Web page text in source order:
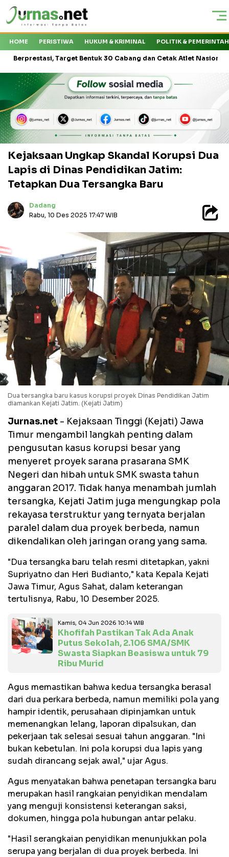
HOME PERISTIWA HUKUM & KRIMINAL POLITIK &
Target Bentuk 30 Cabang dan Cetak Atlet Nasional
Kejaksaan Ungkap Skandal Korupsi Dua
Lapis di Dinas Pendidikan Jatim:
Tetapkan Dua Tersangka Baru
Dadang
Rabu, 10 Des 2025 17:47 WIB
Dua tersangka baru kasus korupsi proyek Dinas Pendidikan Jatim
diamankan Kejati Jatim. (Kejati Jatim)
Jurnas.net - Kejaksaan Tinggi (Kejati) Jawa
Timur mengambil langkah penting dalam
pengusutan kasus korupsi besar yang
menyeret proyek sarana prasarana SMK
Negeri dan hibah untuk SMK swasta tahun
anggaran 2017. Tidak hanya menambah jumlah
tersangka, Kejati Jatim juga mengungkap pola
rekayasa terstruktur yang ternyata berjalan
paralel dalam dua proyek berbeda, namun
dikendalikan oleh jaringan orang yang sama.
"Dua tersangka baru telah resmi ditetapkan, yakni
Supriyatno dan Heri Budianto," kata Kepala Kejati
Jawa Timur, Agus Sahat, dalam keterangan
tertulisnya, Rabu, 10 Desember 2025.
Kamis, 04 Jun 2026 10:14 WIB
Khofifah Pastikan Tak Ada Anak
Putus Sekolah, 2.106 SMA/SMK
Swasta Siapkan Beasiswa untuk 79
Ribu Murid
Agus memastikan bahwa kedua tersangka berasal
dari dua perkara berbeda, namun memiliki pola yang
hampir identik, perusahaan dipinjamkan untuk
memenangkan lelang, laporan dipalsukan, dan
pekerjaan tak selesai sesuai tahun anggaran. "Ini
bukan kebetulan. Ini pola korupsi dua lapis yang
sudah dirancang sejak awal," ujar Agus.
Agus menyatakan bahwa penetapan tersangka baru
merupakan hasil rangkaian penyidikan mendalam
yang menguji konsistensi keterangan saksi,
dokumen, hingga pola hubungan antar pelaku.
"Hasil serangkaian penyidikan menunjukkan pola
serupa yang berjalan di dua proyek berbeda. Ini